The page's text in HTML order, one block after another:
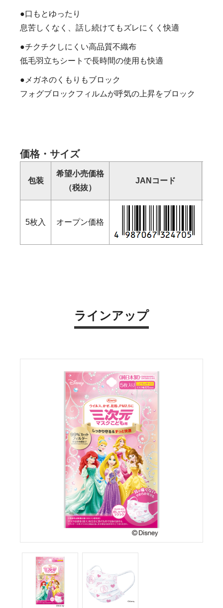
●口もとゆったり
息苦しくなく、話し続けてもズレにくく快適
●チクチクしにくい高品質不織布
低毛羽立ちシートで長時間の使用も快適
●メガネのくもりもブロック
フォグブロックフィルムが呼気の上昇をブロック
価格・サイズ
包装
希望小売価格
（税抜）
JANコード
5枚入 オープン価格
ラインアップ